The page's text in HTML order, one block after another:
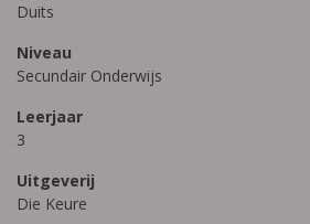
Duits
Niveau
Secundair Onderwijs
Leerjaar
3
Uitgeverij
Die Keure